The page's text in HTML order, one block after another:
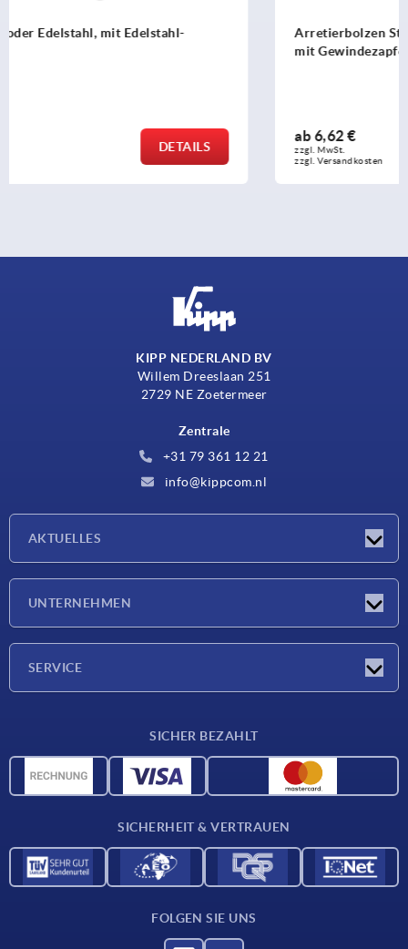
Arretierbolzen Stahl oder Edelstahl, kurze Ausführung,
DETAILS
KIPP NEDERLAND BV
Willem Dreeslaan 251
2729 NE Zoetermeer
Zentrale
+31 79 361 12 21
info@kippcom.nl
AKTUELLES
UNTERNEHMEN
SERVICE
CAD-Daten
SICHER BEZAHLT
SICHERHEIT & VERTRAUEN
FOLGEN SIE UNS